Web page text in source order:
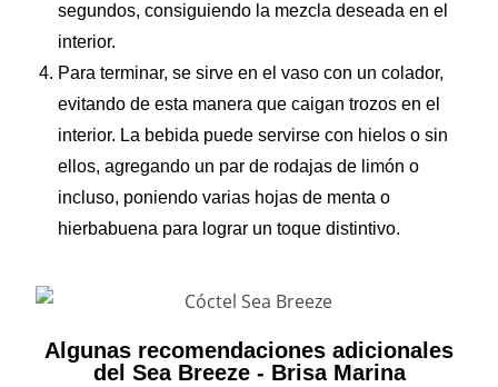
segundos, consiguiendo la mezcla deseada en el
interior.
Para terminar, se sirve en el vaso con un colador,
evitando de esta manera que caigan trozos en el
interior. La bebida puede servirse con hielos o sin
ellos, agregando un par de rodajas de limón o
incluso, poniendo varias hojas de menta o
hierbabuena para lograr un toque distintivo.
Algunas recomendaciones adicionales
del Sea Breeze - Brisa Marina